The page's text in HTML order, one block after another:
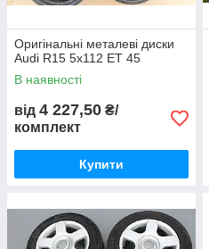
Оригінальні металеві диски
Audi R15 5x112 ET 45
В наявності
від 4 227,50 ₴/
комплект
Купити